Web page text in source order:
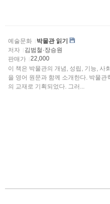
예술문화
박물관 읽기
저자
김범철·장승원
판매가
22,000
이 책은 박물관의 개념, 성립, 기능, 사
을 영어 원문과 함께 소개한다. 박물
의 교재로 기획되었다. 그러...